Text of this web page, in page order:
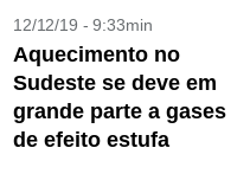
12/12/19 - 9:33min
Aquecimento no
Sudeste se deve em
grande parte a gases
de efeito estufa